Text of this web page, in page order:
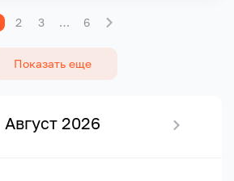
2 3 … 6
Показать еще
Август 2026 >